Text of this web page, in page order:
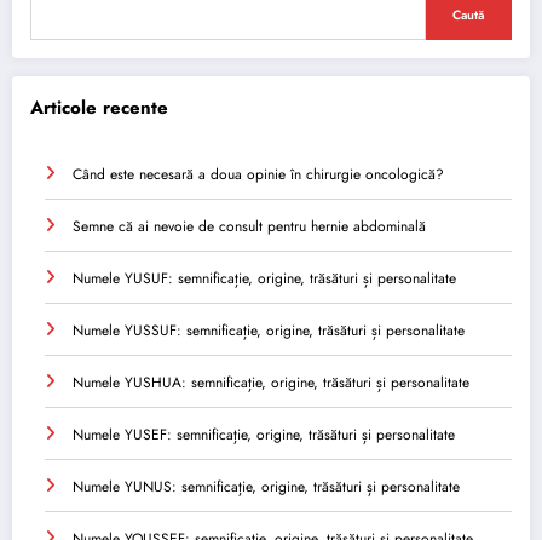
Caută
Articole recente
Când este necesară a doua opinie în chirurgie oncologică?
Semne că ai nevoie de consult pentru hernie abdominală
Numele YUSUF: semnificație, origine, trăsături și personalitate
Numele YUSSUF: semnificație, origine, trăsături și personalitate
Numele YUSHUA: semnificație, origine, trăsături și personalitate
Numele YUSEF: semnificație, origine, trăsături și personalitate
Numele YUNUS: semnificație, origine, trăsături și personalitate